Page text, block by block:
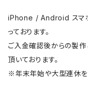
iPhone / Android スマホ
っております。
ご入金確認後からの製作
頂いております。
※年末年始や大型連休を